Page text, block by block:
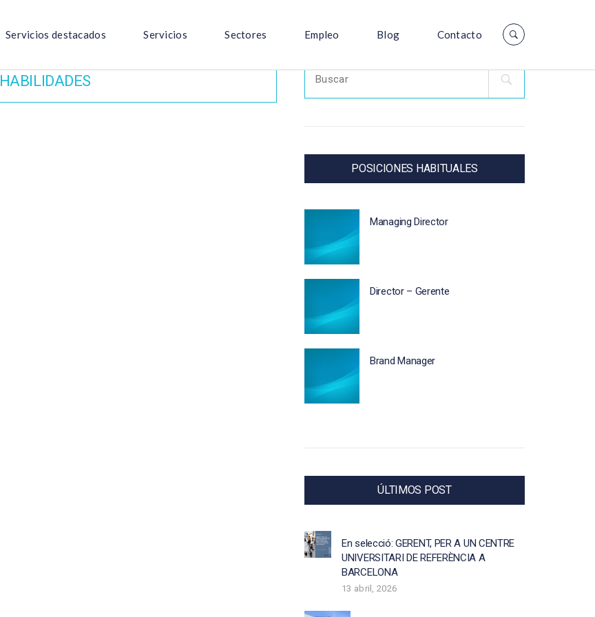
Servicios destacados Servicios Sectores Empleo Blog Contacto
HABILIDADES
Search
for:
POSICIONES HABITUALES
Managing Director
Director – Gerente
Brand Manager
ÚLTIMOS POST
En selecció: GERENT, PER A UN CENTRE
UNIVERSITARI DE REFERÈNCIA A
BARCELONA
13 abril, 2026